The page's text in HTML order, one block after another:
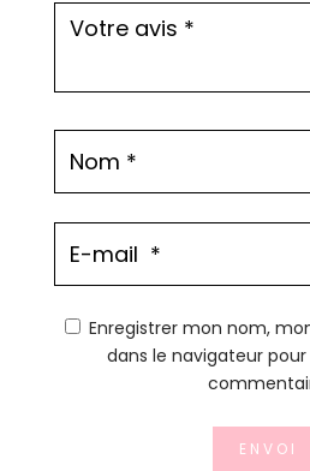
Enregistrer mon nom,
dans le navigateur
ENVOI